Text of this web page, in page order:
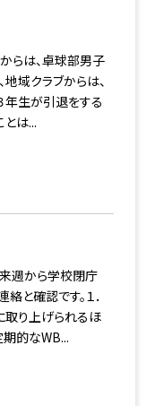
らは、卓球部男子
地域クラブからは、
年生が引退をする
とは...
週から学校閉庁
と確認です。１．
り上げられるほ
期的なWB...